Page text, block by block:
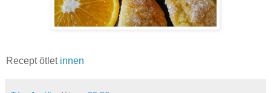
Recept ötlet innen